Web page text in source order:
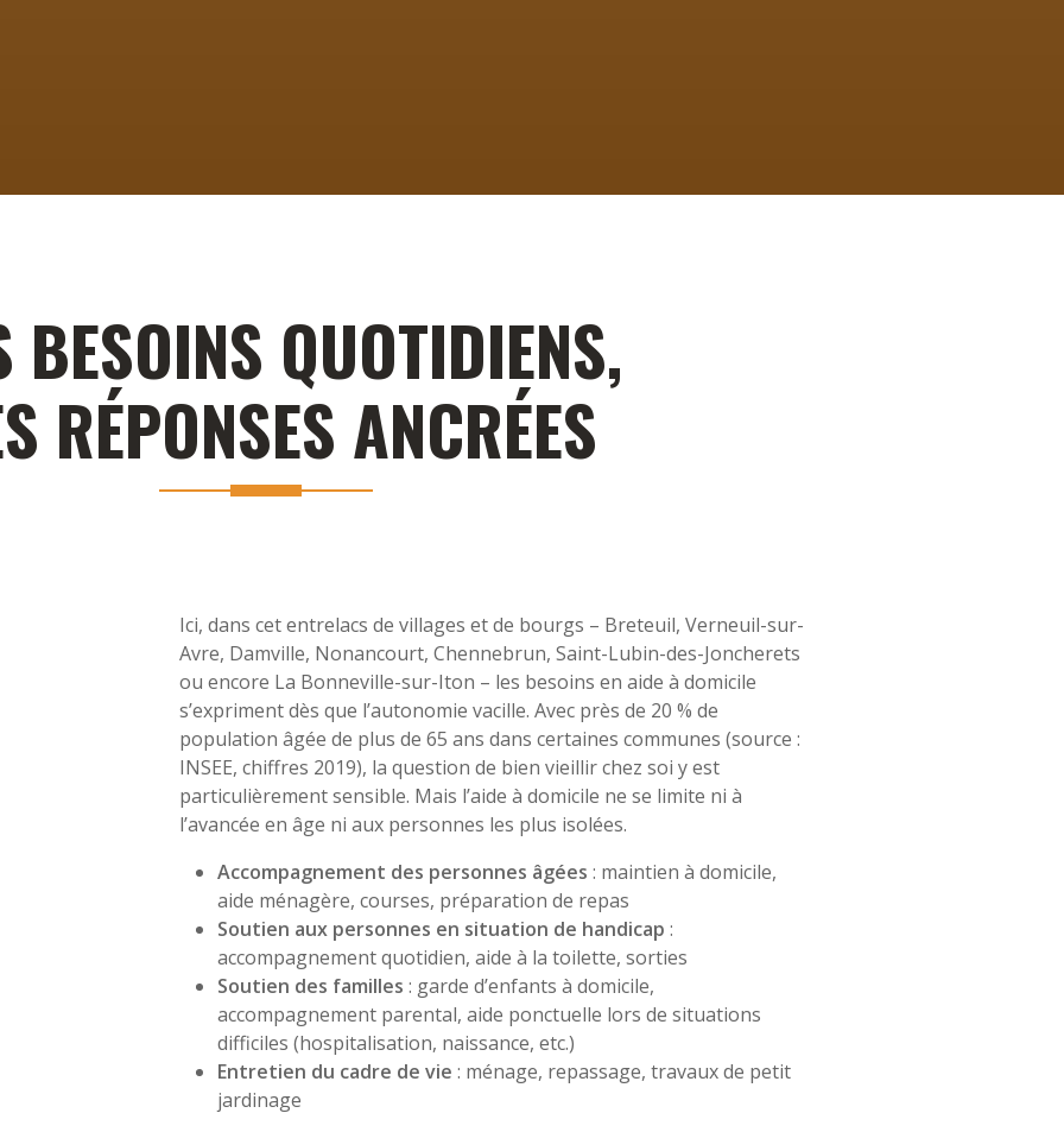
BESOINS QUOTIDIENS,
RÉPONSES ANCRÉES
Ici, dans cet entrelacs de villages et de bourgs – Breteuil, Verneuil-sur-
Avre, Damville, Nonancourt, Chennebrun, Saint-Lubin-des-Joncherets
ou encore La Bonneville-sur-Iton – les besoins en aide à domicile
s’expriment dès que l’autonomie vacille. Avec près de 20 % de
population âgée de plus de 65 ans dans certaines communes (source :
INSEE, chiffres 2019), la question de bien vieillir chez soi y est
particulièrement sensible. Mais l’aide à domicile ne se limite ni à
l’avancée en âge ni aux personnes les plus isolées.
Accompagnement des personnes âgées : maintien à domicile,
aide ménagère, courses, préparation de repas
Soutien aux personnes en situation de handicap :
accompagnement quotidien, aide à la toilette, sorties
Soutien des familles : garde d’enfants à domicile,
accompagnement parental, aide ponctuelle lors de situations
difficiles (hospitalisation, naissance, etc.)
Entretien du cadre de vie : ménage, repassage, travaux de petit
jardinage